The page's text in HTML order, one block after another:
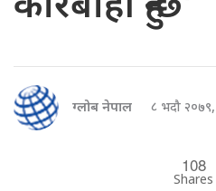
ग्लोब नेपाल ८ भदौ
108
Shares